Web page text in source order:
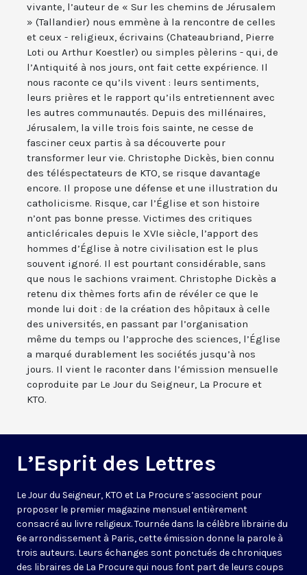
vivante, l’auteur de « Sur les chemins de Jérusalem
» (Tallandier) nous emmène à la rencontre de celles
et ceux - religieux, écrivains (Chateaubriand, Pierre
Loti ou Arthur Koestler) ou simples pèlerins - qui, de
l’Antiquité à nos jours, ont fait cette expérience. Il
nous raconte ce qu’ils vivent : leurs sentiments,
leurs prières et le rapport qu’ils entretiennent avec
les autres communautés. Depuis des millénaires,
Jérusalem, la ville trois fois sainte, ne cesse de
fasciner ceux partis à sa découverte pour
transformer leur vie. Christophe Dickès, bien connu
des téléspectateurs de KTO, se risque davantage
encore. Il propose une défense et une illustration du
catholicisme. Risque, car l’Église et son histoire
n’ont pas bonne presse. Victimes des critiques
anticléricales depuis le XVIe siècle, l’apport des
hommes d’Église à notre civilisation est le plus
souvent ignoré. Il est pourtant considérable, sans
que nous le sachions vraiment. Christophe Dickès a
retenu dix thèmes forts afin de révéler ce que le
monde lui doit : de la création des hôpitaux à celle
des universités, en passant par l’organisation
même du temps ou l’approche des sciences, l’Église
a marqué durablement les sociétés jusqu’à nos
jours. Il vient le raconter dans l’émission mensuelle
coproduite par Le Jour du Seigneur, La Procure et
KTO.
L’Esprit des Lettres
Le Jour du Seigneur, KTO et La Procure s’associent pour
proposer le premier magazine mensuel entièrement
consacré au livre religieux. Tournée dans la célèbre librairie du
6e arrondissement à Paris, cette émission donne la parole à
trois auteurs. Leurs échanges sont ponctués de chroniques
des libraires de La Procure qui nous font part de leurs coups